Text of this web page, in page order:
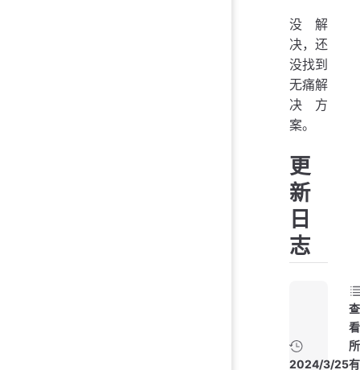
没解
决，还
没找到
无痛解
决方
案。
更
新
日
志
2024/3/25
查
看
所
有